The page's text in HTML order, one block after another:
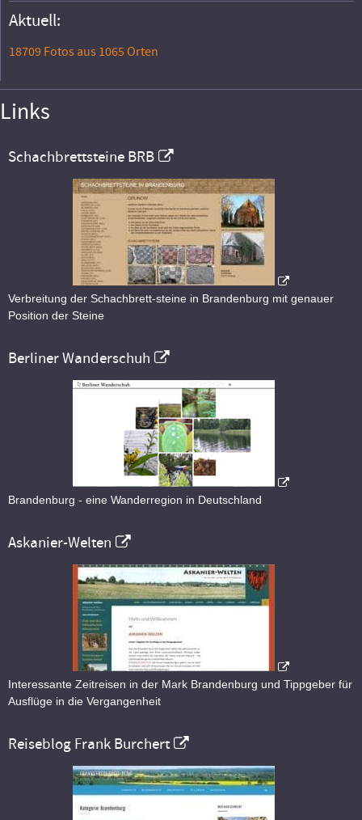
Aktuell:
18709 Fotos aus 1065 Orten
Links
Schachbrettsteine BRB
Verbreitung der Schachbrett-steine in Brandenburg mit genauer
Position der Steine
Berliner Wanderschuh
Brandenburg - eine Wanderregion in Deutschland
Askanier-Welten
Interessante Zeitreisen in der Mark Brandenburg und Tippgeber für
Ausflüge in die Vergangenheit
Reiseblog Frank Burchert